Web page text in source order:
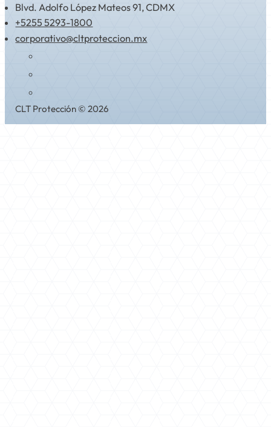
Blvd. Adolfo López Mateos 91, CDMX
+5255 5293-1800
corporativo@cltproteccion.mx
CLT Protección © 2026